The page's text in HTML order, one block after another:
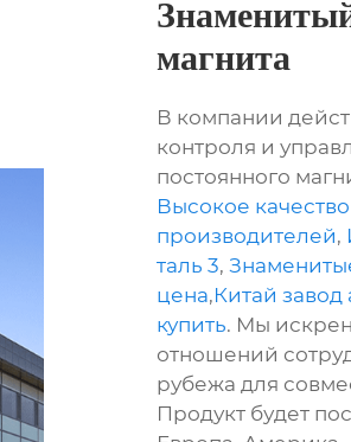
магнита
В компании
контроля и
постоянного
Высокое
производителей,
таль 3,
цена,Китай завод
купить. Мы
отношений
рубежа для
Продукт будет